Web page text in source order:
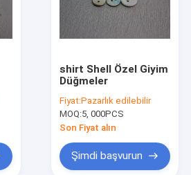
shirt Shell Özel Giyim
Düğmeler
Fiyat:Pazarlık edilebilir
MOQ:5, 000PCS
Son Fiyat alın
Şimdi başvurun